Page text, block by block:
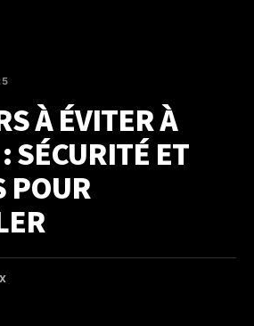
À ÉVITER À
SÉCURITÉ ET
POUR